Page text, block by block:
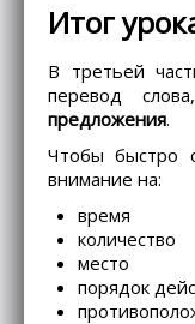
Итог
В третьей
перевод
предложения.
Чтобы быстро
внимание на:
время
количество
место
порядок